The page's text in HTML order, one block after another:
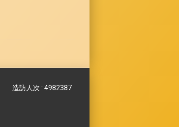
造訪人次 : 4982387